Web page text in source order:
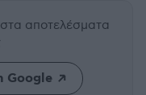
στα αποτελέσματα
Google